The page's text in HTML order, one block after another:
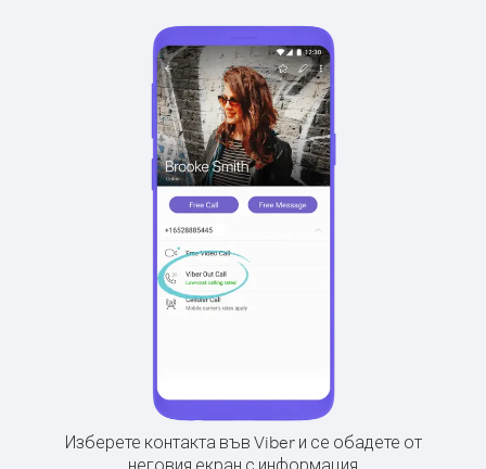
Изберете контакта във Viber и се обадете от
неговия екран с информация